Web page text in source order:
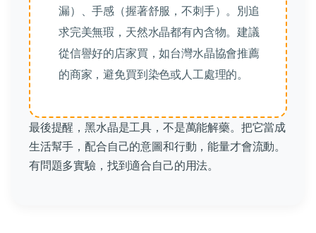
漏）、手感（握著舒服，不刺手）。別追
求完美無瑕，天然水晶都有內含物。建議
從信譽好的店家買，如台灣水晶協會推薦
的商家，避免買到染色或人工處理的。
最後提醒，黑水晶是工具，不是萬能解藥。把它當成
生活幫手，配合自己的意圖和行動，能量才會流動。
有問題多實驗，找到適合自己的用法。